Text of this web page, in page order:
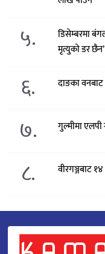
५.
डिसेम्बरमा
मृत्युको डर छैन’
६. दाङका
७. गुल्मीमा
८. वीरगञ्जबाट